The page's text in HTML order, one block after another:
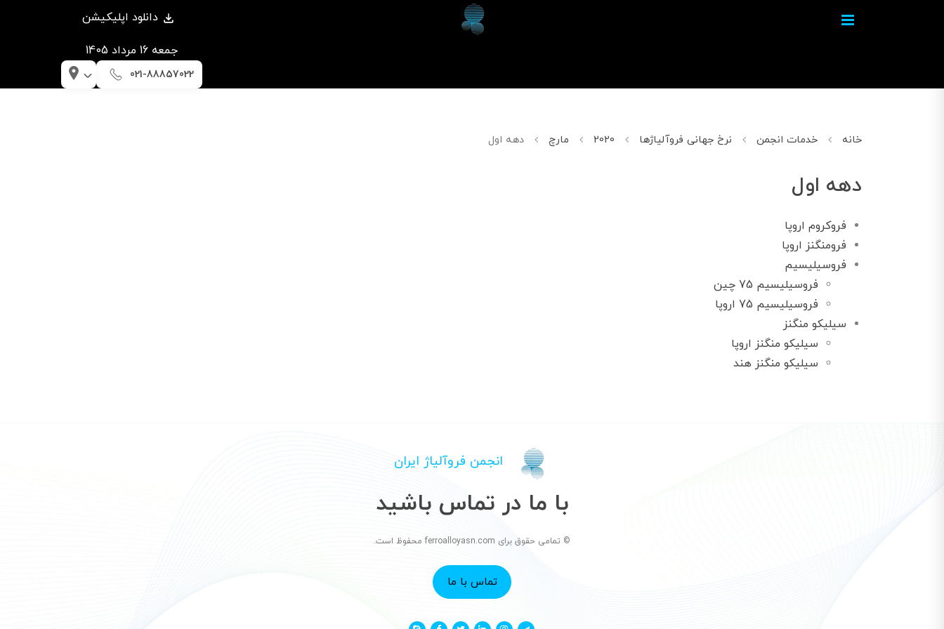
دانلود اپلیکیشن
جمعه 16 مرداد 1405
021-88857022
خانه خدمات انجمن نرخ جهانی فروآلیاژها 2020 مارچ دهه اول
دهه اول
فروکروم اروپا
فرومنگنز اروپا
فروسیلیسیم
فروسیلیسیم 75 چین
فروسیلیسیم 75 اروپا
سیلیکو منگنز
سیلیکو منگنز اروپا
سیلیکو منگنز هند
انجمن فروآلیاژ ایران
با ما در تماس باشید
© تمامی حقوق برای ferroalloyasn.com محفوظ است.
تماس با ما